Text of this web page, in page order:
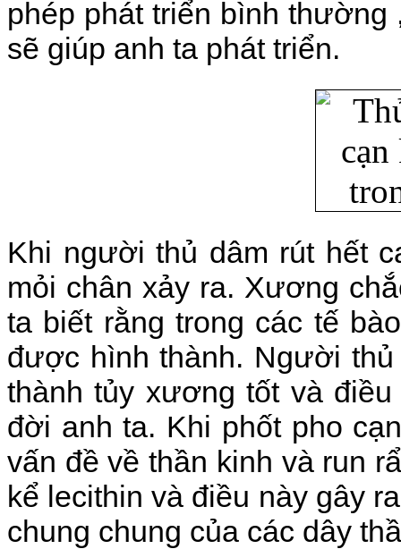
phép phát triển bình
sẽ giúp anh ta phát triển.
Khi người thủ dâm rút hết
mỏi chân xảy ra. Xương
ta biết rằng trong các tế
được hình thành. Người
thành tủy xương tốt và
đời anh ta. Khi phốt pho
vấn đề về thần kinh và run
kể lecithin và điều này gây
chung chung của các dây